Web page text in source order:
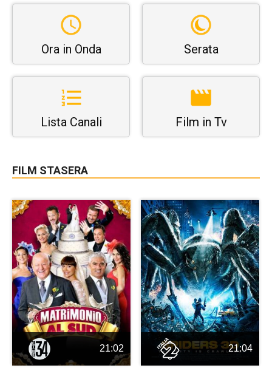
Ora in Onda Serata
Lista Canali Film in Tv
FILM STASERA
21:02 21:04